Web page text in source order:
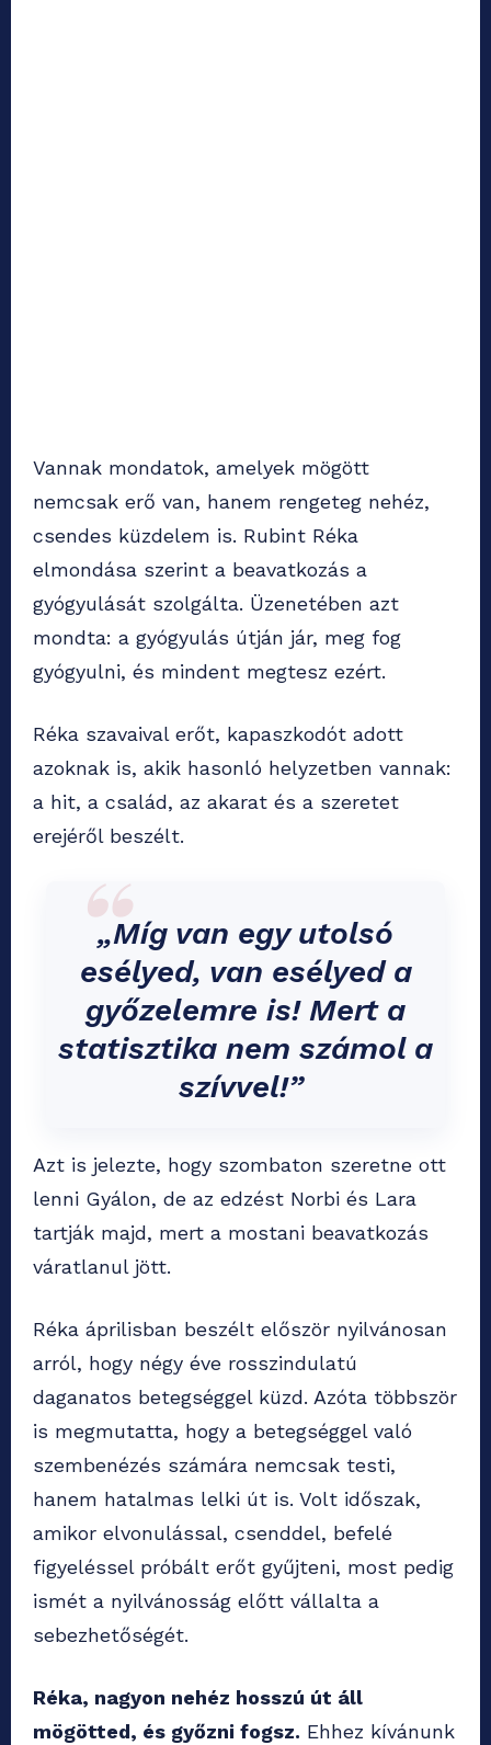
Vannak mondatok, amelyek mögött
nemcsak erő van, hanem rengeteg nehéz,
csendes küzdelem is. Rubint Réka
elmondása szerint a beavatkozás a
gyógyulását szolgálta. Üzenetében azt
mondta: a gyógyulás útján jár, meg fog
gyógyulni, és mindent megtesz ezért.
Réka szavaival erőt, kapaszkodót adott
azoknak is, akik hasonló helyzetben vannak:
a hit, a család, az akarat és a szeretet
erejéről beszélt.
„Míg van egy utolsó
esélyed, van esélyed a
győzelemre is! Mert a
statisztika nem számol a
szívvel!”
Azt is jelezte, hogy szombaton szeretne ott
lenni Gyálon, de az edzést Norbi és Lara
tartják majd, mert a mostani beavatkozás
váratlanul jött.
Réka áprilisban beszélt először nyilvánosan
arról, hogy négy éve rosszindulatú
daganatos betegséggel küzd. Azóta többször
is megmutatta, hogy a betegséggel való
szembenézés számára nemcsak testi,
hanem hatalmas lelki út is. Volt időszak,
amikor elvonulással, csenddel, befelé
figyeléssel próbált erőt gyűjteni, most pedig
ismét a nyilvánosság előtt vállalta a
sebezhetőségét.
Réka, nagyon nehéz hosszú út áll
mögötted, és győzni fogsz. Ehhez kívánunk